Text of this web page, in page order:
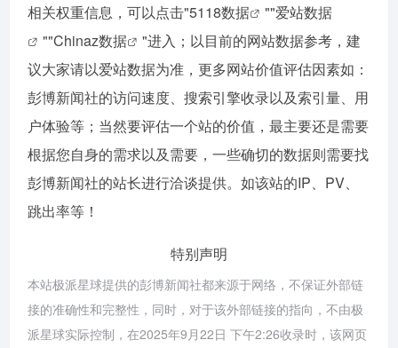
相关权重信息，可以点击"5118数据 ""爱站数据
""Chinaz数据
"进入；以目前的网站数据参考，建
议大家请以爱站数据为准，更多网站价值评估因素如：
彭博新闻社的访问速度、搜索引擎收录以及索引量、用
户体验等；当然要评估一个站的价值，最主要还是需要
根据您自身的需求以及需要，一些确切的数据则需要找
彭博新闻社的站长进行洽谈提供。如该站的IP、PV、
跳出率等！
特别声明
本站极派星球提供的彭博新闻社都来源于网络，不保证外部链
接的准确性和完整性，同时，对于该外部链接的指向，不由极
派星球实际控制，在2025年9月22日 下午2:26收录时，该网页